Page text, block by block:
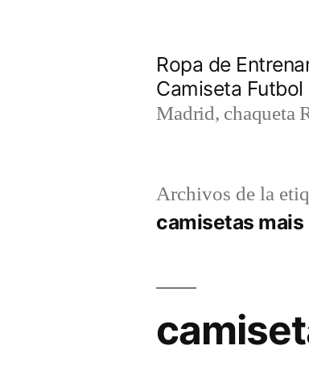
Ropa de
Camiseta Futbol
Madrid, chaqueta
Archivos de la
camisetas